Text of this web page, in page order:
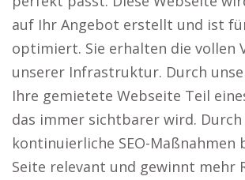
auf Ihr Angebot erstellt und ist
optimiert. Sie erhalten die vollen
unserer Infrastruktur. Durch
Ihre gemietete Webseite Teil
das immer sichtbarer wird. Durch
kontinuierliche SEO-Maßnahmen
Seite relevant und gewinnt mehr